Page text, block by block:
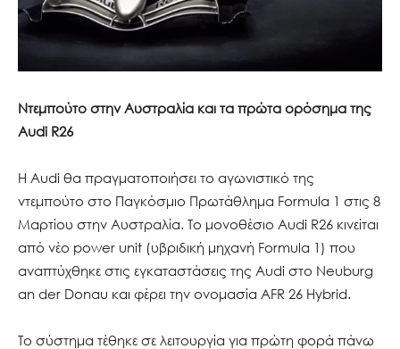
Ντεμπούτο στην Αυστραλία και τα πρώτα ορόσημα της
Audi R26
Η Audi θα πραγματοποιήσει το αγωνιστικό της
ντεμπούτο στο Παγκόσμιο Πρωτάθλημα Formula 1 στις 8
Μαρτίου στην Αυστραλία. Το μονοθέσιο Audi R26 κινείται
από νέο power unit (υβριδική μηχανή Formula 1) που
αναπτύχθηκε στις εγκαταστάσεις της Audi στο Neuburg
an der Donau και φέρει την ονομασία AFR 26 Hybrid.
Το σύστημα τέθηκε σε λειτουργία για πρώτη φορά πάνω